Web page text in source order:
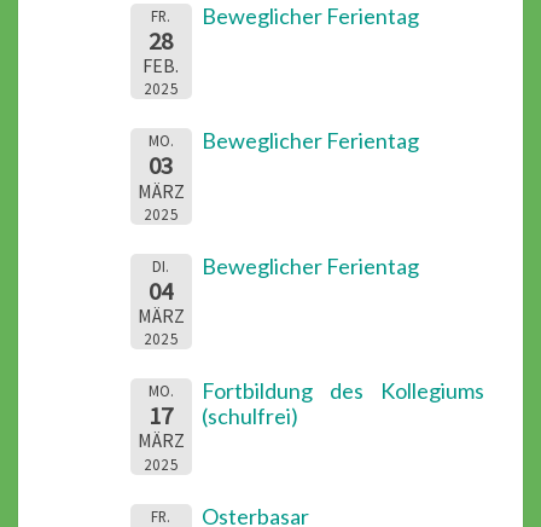
FR.
28
FEB.
2025
Beweglicher Ferientag
MO.
03
MÄRZ
2025
Beweglicher Ferientag
DI.
04
MÄRZ
2025
Beweglicher Ferientag
MO.
17
MÄRZ
2025
Fortbildung des Kollegiums
(schulfrei)
FR. Osterbasar